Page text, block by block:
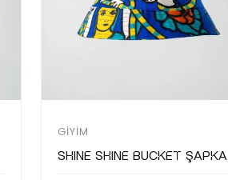
GIYIM
SHINE SHINE Bucket Şapka